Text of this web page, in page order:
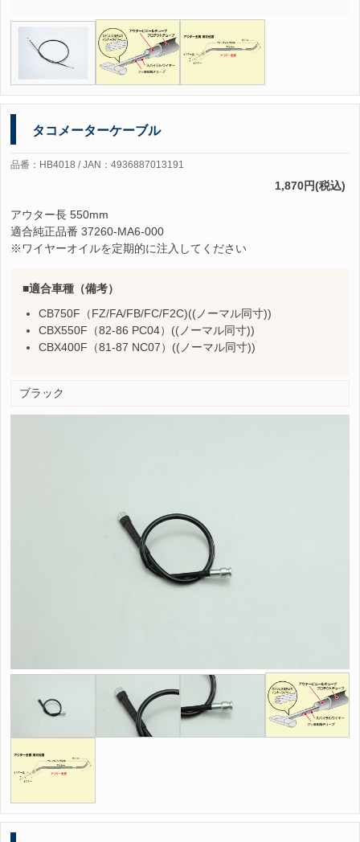
タコメーターケーブル
品番：HB4018 / JAN：4936887013191
1,870円(税込)
アウター長 550mm
適合純正品番 37260-MA6-000
※ワイヤーオイルを定期的に注入してください
適合車種（備考）
CB750F（FZ/FA/FB/FC/F2C)((ノーマル同寸))
CBX550F（82-86 PC04）((ノーマル同寸))
CBX400F（81-87 NC07）((ノーマル同寸))
ブラック